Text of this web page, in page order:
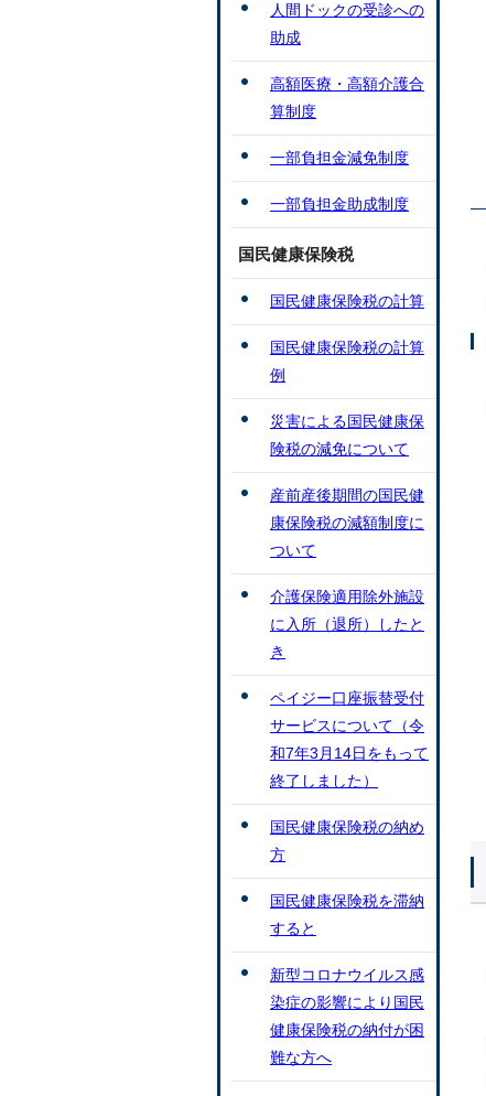
人間ドックの受診への
助成
高額医療・高額介護合
算制度
一部負担金減免制度
一部負担金助成制度
国民健康保険税
国民健康保険税の計算
国民健康保険税の計算
例
災害による国民健康保
険税の減免について
産前産後期間の国民健
康保険税の減額制度に
ついて
介護保険適用除外施設
に入所（退所）したと
き
ペイジー口座振替受付
サービスについて（令
和7年3月14日をもって
終了しました）
国民健康保険税の納め
方
国民健康保険税を滞納
すると
新型コロナウイルス感
染症の影響により国民
健康保険税の納付が困
難な方へ